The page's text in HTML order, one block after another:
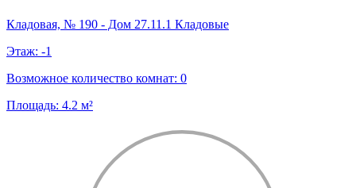
Кладовая, № 190 - Дом 27.11.1 Кладовые
Этаж: -1
Возможное количество комнат: 0
Площадь: 4.2 м²